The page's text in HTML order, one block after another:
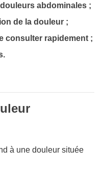
abdominales ;
de la douleur ;
consulter rapidement ;
à une douleur située